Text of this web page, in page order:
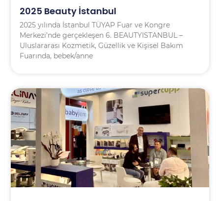
2025 Beauty İstanbul
2025 yılında İstanbul TÜYAP Fuar ve Kongre
Merkezi’nde gerçekleşen 6. BEAUTYISTANBUL –
Uluslararası Kozmetik, Güzellik ve Kişisel Bakım
Fuarında, bebek/anne